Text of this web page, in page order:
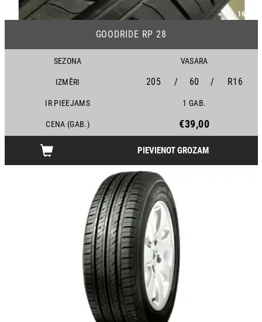
16-18
GOODRIDE RP 28
SEZONA VASARA
IZMĒRI 205 / 60 / R16
IR PIEEJAMS 1 GAB.
CENA (GAB.) €39,00
PIEVIENOT GROZAM